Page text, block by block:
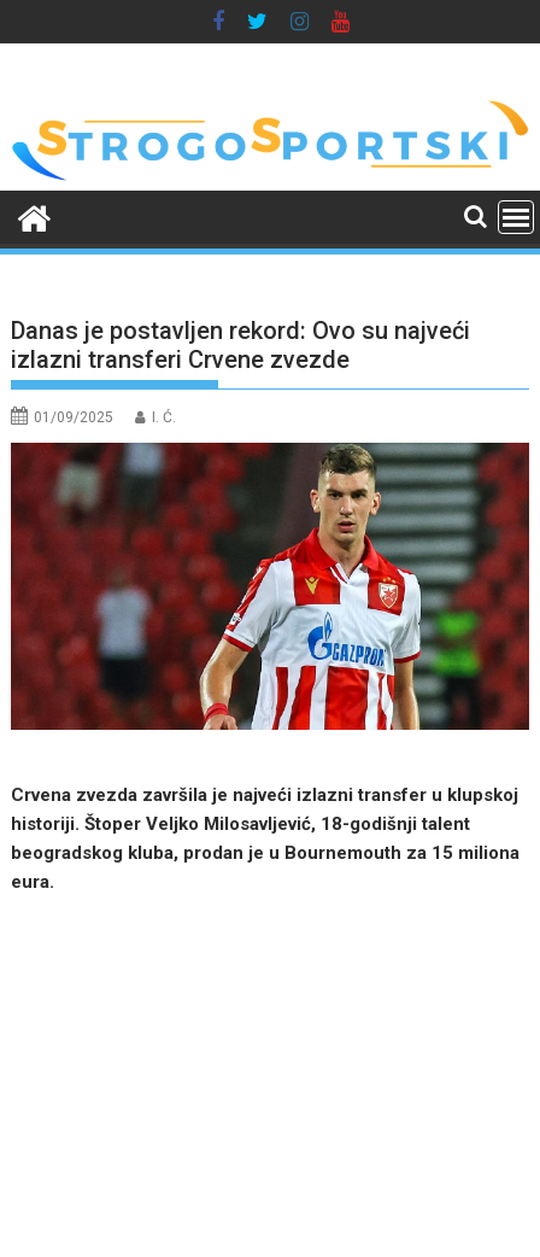
to
Danas je postavljen rekord: Ovo su najveći
izlazni transferi Crvene zvezde
01/09/2025 I. Ć.
Crvena zvezda završila je najveći izlazni transfer u klupskoj
historiji. Štoper Veljko Milosavljević, 18-godišnji talent
beogradskog kluba, prodan je u Bournemouth za 15 miliona
eura.